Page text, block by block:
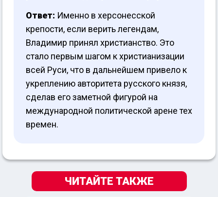
Ответ: Именно в херсонесской
крепости, если верить легендам,
Владимир принял христианство. Это
стало первым шагом к христианизации
всей Руси, что в дальнейшем привело к
укреплению авторитета русского князя,
сделав его заметной фигурой на
международной политической арене тех
времен.
ЧИТАЙТЕ ТАКЖЕ